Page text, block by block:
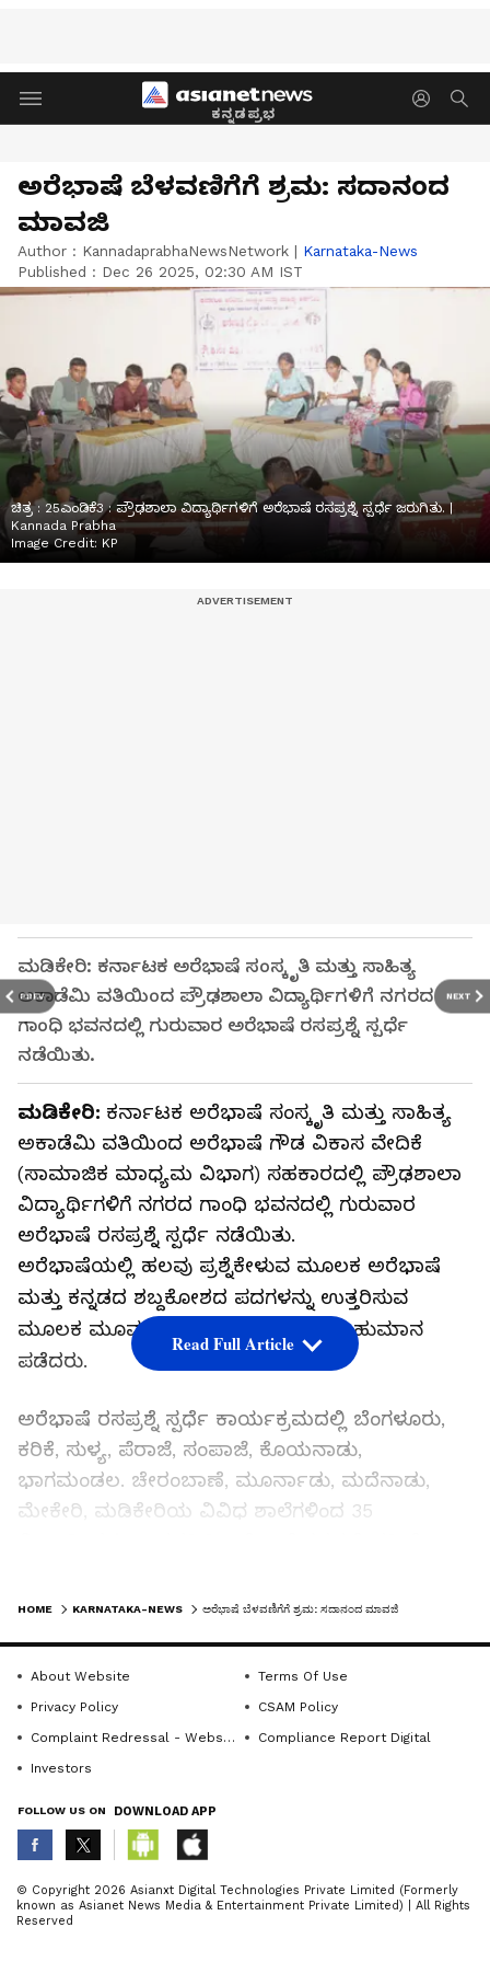
ಕನ್ನಡಪ್ರಭ
PREV NEXT
ಅರೆಭಾಷೆ ಬೆಳವಣಿಗೆಗೆ ಶ್ರಮ: ಸದಾನಂದ
ಮಾವಜಿ
Author : KannadaprabhaNewsNetwork | Karnataka-News
Published : Dec 26 2025, 02:30 AM IST
ಚಿತ್ರ : 25ಎಂಡಿಕೆ3 : ಪ್ರೌಢಶಾಲಾ ವಿದ್ಯಾರ್ಥಿಗಳಿಗೆ ಅರೆಭಾಷೆ ರಸಪ್ರಶ್ನೆ ಸ್ಪರ್ಧೆ ಜರುಗಿತು. |
Kannada Prabha
Image Credit: KP
ಮಡಿಕೇರಿ: ಕರ್ನಾಟಕ ಅರೆಭಾಷೆ ಸಂಸ್ಕೃತಿ ಮತ್ತು ಸಾಹಿತ್ಯ
ಅಕಾಡೆಮಿ ವತಿಯಿಂದ ಪ್ರೌಢಶಾಲಾ ವಿದ್ಯಾರ್ಥಿಗಳಿಗೆ ನಗರದ
ಗಾಂಧಿ ಭವನದಲ್ಲಿ ಗುರುವಾರ ಅರೆಭಾಷೆ ರಸಪ್ರಶ್ನೆ ಸ್ಪರ್ಧೆ
ನಡೆಯಿತು.
ಮಡಿಕೇರಿ: ಕರ್ನಾಟಕ ಅರೆಭಾಷೆ ಸಂಸ್ಕೃತಿ ಮತ್ತು ಸಾಹಿತ್ಯ
ಅಕಾಡೆಮಿ ವತಿಯಿಂದ ಅರೆಭಾಷೆ ಗೌಡ ವಿಕಾಸ ವೇದಿಕೆ
(ಸಾಮಾಜಿಕ ಮಾಧ್ಯಮ ವಿಭಾಗ) ಸಹಕಾರದಲ್ಲಿ ಪ್ರೌಢಶಾಲಾ
ವಿದ್ಯಾರ್ಥಿಗಳಿಗೆ ನಗರದ ಗಾಂಧಿ ಭವನದಲ್ಲಿ ಗುರುವಾರ
ಅರೆಭಾಷೆ ರಸಪ್ರಶ್ನೆ ಸ್ಪರ್ಧೆ ನಡೆಯಿತು.
ಅರೆಭಾಷೆಯಲ್ಲಿ ಹಲವು ಪ್ರಶ್ನೆಕೇಳುವ ಮೂಲಕ ಅರೆಭಾಷೆ
ಮತ್ತು ಕನ್ನಡದ ಶಬ್ದಕೋಶದ ಪದಗಳನ್ನು ಉತ್ತರಿಸುವ
ಮೂಲಕ ಮೂವರು ವಿದ್ಯಾರ್ಥಿಗಳು ನಗದು ಬಹುಮಾನ
ಪಡೆದರು.
ಅರೆಭಾಷೆ ರಸಪ್ರಶ್ನೆ ಸ್ಪರ್ಧೆ ಕಾರ್ಯಕ್ರಮದಲ್ಲಿ ಬೆಂಗಳೂರು,
ಕರಿಕೆ, ಸುಳ್ಯ, ಪೆರಾಜೆ, ಸಂಪಾಜೆ, ಕೊಯನಾಡು,
ಭಾಗಮಂಡಲ. ಚೇರಂಬಾಣೆ, ಮೂರ್ನಾಡು, ಮದೆನಾಡು,
ಮೇಕೇರಿ, ಮಡಿಕೇರಿಯ ವಿವಿಧ ಶಾಲೆಗಳಿಂದ 35
ಅಂಕವನ್ನು ಇಬ್ಬರು, 37 ಅಂಕವನ್ನು ಮೂವರು ಮತ್ತು 35
ನಗರದ ಸಂತ ಜೊಸೆಫರ ಶಾಲೆಯ ಎಲಿನಾ ಅವರಿಗೆ
ಕ್ರಮವಾಗಿ 15 ಸಾವಿರ, 10 ಸಾವಿರ ಮತ್ತು 5 ಸಾವಿರ ನಗದು
ಬಹುಮಾನವನ್ನು ಅರೆಭಾಷೆ ಗೌಡ ವಿಕಾಸ ವೇದಿಕೆ
ನಿರ್ದೇಶಕರಾದ ಪ್ರಹ್ಲಾದ್ ಪೊಕ್ಕುಳಂಡ್ರ ಅವರು
Read Full Article
ABOUT THE AUTHOR
K KannadaprabhaNewsNetwork
HOME KARNATAKA-NEWS ಅರೆಭಾಷೆ ಬೆಳವಣಿಗೆಗೆ ಶ್ರಮ: ಸದಾನಂದ ಮಾವಜಿ
About Website
Terms Of Use
Privacy Policy
CSAM Policy
Complaint Redressal - Website
Compliance Report Digital
Investors
FOLLOW US ON DOWNLOAD APP
© Copyright 2026 Asianxt Digital Technologies Private Limited (Formerly
known as Asianet News Media & Entertainment Private Limited) | All Rights
Reserved